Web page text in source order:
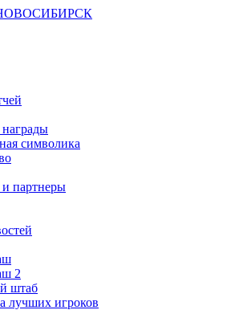
символика
партнеры
2
штаб
лучших игроков